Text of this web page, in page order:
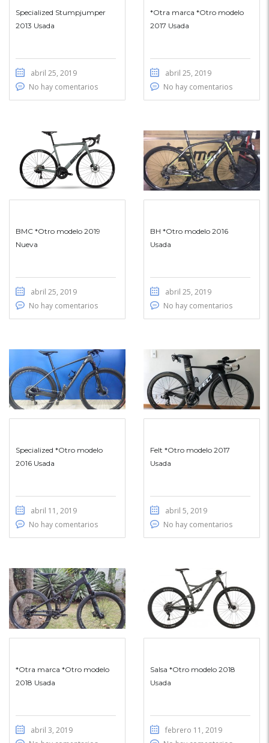
Specialized Stumpjumper
2013 Usada
abril 25, 2019
No hay comentarios
*Otra marca *Otro modelo
2017 Usada
abril 25, 2019
No hay comentarios
BMC *Otro modelo 2019
Nueva
abril 25, 2019
No hay comentarios
BH *Otro modelo 2016
Usada
abril 25, 2019
No hay comentarios
Specialized *Otro modelo
2016 Usada
abril 11, 2019
No hay comentarios
Felt *Otro modelo 2017
Usada
abril 5, 2019
No hay comentarios
*Otra marca *Otro modelo
2018 Usada
abril 3, 2019
Salsa *Otro modelo 2018
Usada
febrero 11, 2019